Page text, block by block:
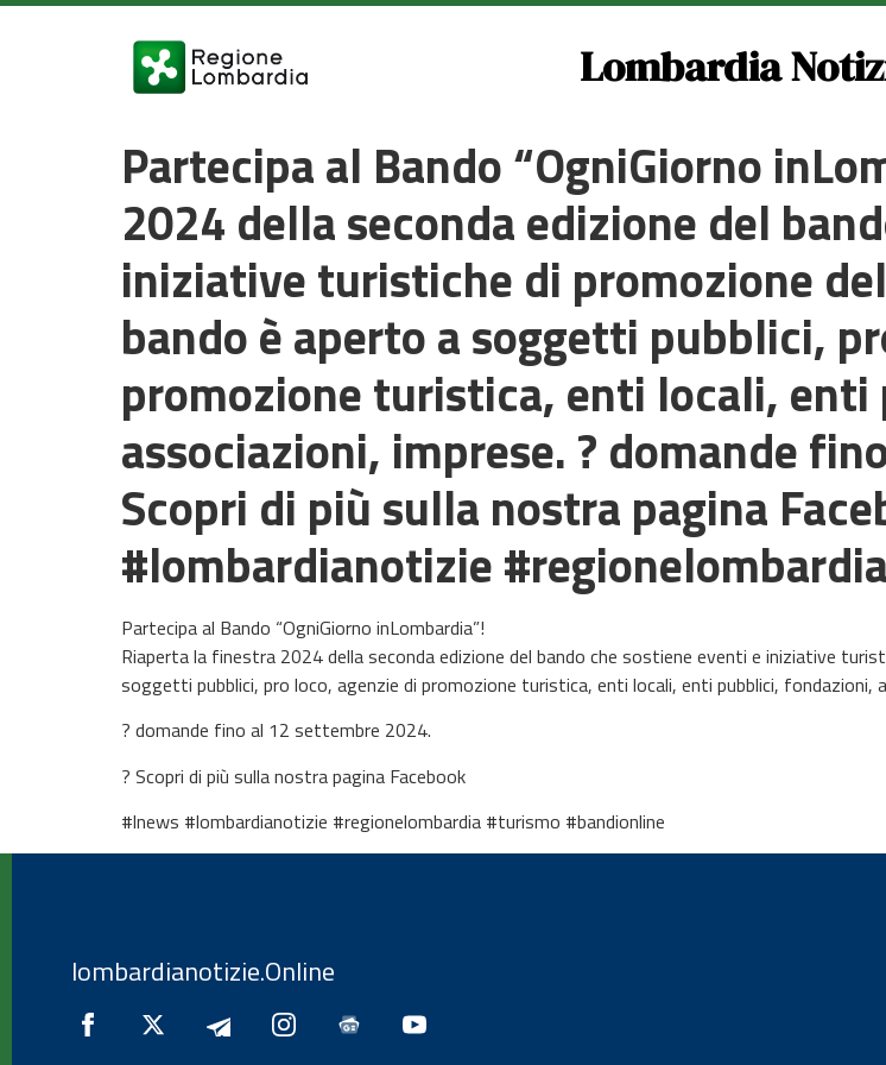
Lombardia
Partecipa al Bando “OgniGiorno
2024 della seconda edizione del
iniziative turistiche di promozione
bando è aperto a soggetti pubblici,
promozione turistica, enti locali,
associazioni, imprese. ? domande
Scopri di più sulla nostra pagina
#lombardianotizie
Partecipa al Bando “OgniGiorno inLombardia”!
Riaperta la finestra 2024 della seconda edizione del bando che sostiene eventi e iniziative
soggetti pubblici, pro loco, agenzie di promozione turistica, enti locali, enti pubblici, fondazioni,
? domande fino al 12 settembre 2024.
? Scopri di più sulla nostra pagina Facebook
#lnews #lombardianotizie #regionelombardia #turismo #bandionline
lombardianotizie.Online